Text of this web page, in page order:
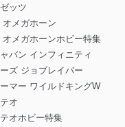
ッツ
メガホーン
メガホーンホビー特集
バン インフィニティ
ズ ジョブレイバー
マー ワイルドキングW
オ
オホビー特集